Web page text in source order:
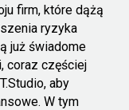
firm, które dążą
ryzyka
już świadome
coraz częściej
aby
W tym